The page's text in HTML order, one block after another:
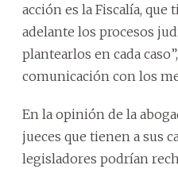
acción es la Fiscalía,
adelante los procesos
plantearlos en cada
comunicación con los
En la opinión de la
jueces que tienen a sus
legisladores podrían